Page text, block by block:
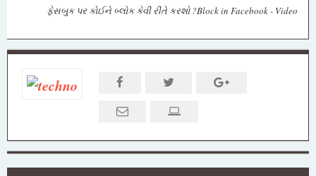
ફેસબુક પર કોઈને બ્લોક કેવી રીતે કરશો ?Block in Facebook - Video